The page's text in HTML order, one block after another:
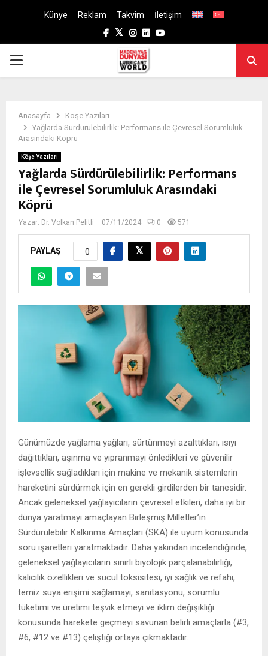
Künye Reklam Takvim
İletişim
Facebook
TwitterInstagram
LinkedinYoutube
PRIMARY
Anasayfa
Köşe Yazıları
Yağlarda Sürdürülebilirlik: Performans ile Çevresel Sorumluluk
Arasındaki Köprü
Köşe Yazıları
Yağlarda Sürdürülebilirlik: Performans
ile Çevresel Sorumluluk Arasındaki
Köprü
Yazar: Dr. Volkan Pelitli 07/11/2024 0 571
PAYLAŞ 0
Günümüzde yağlama yağları, sürtünmeyi azalttıkları, ısıyı
dağıttıkları, aşınma ve yıpranmayı önledikleri ve güvenilir
işlevsellik sağladıkları için makine ve mekanik sistemlerin
hareketini sürdürmek için en gerekli girdilerden bir tanesidir.
Ancak geleneksel yağlayıcıların çevresel etkileri, daha iyi bir
dünya yaratmayı amaçlayan Birleşmiş Milletler’in
Sürdürülebilir Kalkınma Amaçları (SKA) ile uyum konusunda
soru işaretleri yaratmaktadır. Daha yakından incelendiğinde,
geleneksel yağlayıcıların sınırlı biyolojik parçalanabilirliği,
kalıcılık özellikleri ve sucul toksisitesi, iyi sağlık ve refahı,
temiz suya erişimi sağlamayı, sanitasyonu, sorumlu
tüketimi ve üretimi teşvik etmeyi ve iklim değişikliği
konusunda harekete geçmeyi savunan belirli amaçlarla (#3,
#6, #12 ve #13) çeliştiği ortaya çıkmaktadır.